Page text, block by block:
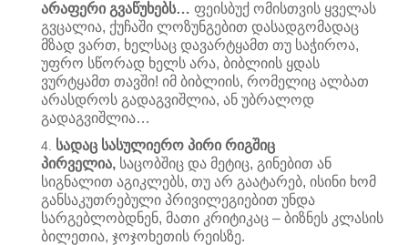
არაფერი გვაწუხებს… ფეისბუქ ომისთვის ყველას
გვცალია, ქუჩაში ლოზუნგებით დასადგომადაც
მზად ვართ, ხელსაც დავარტყამთ თუ საჭიროა,
უფრო სწორად ხელს არა, ბიბლიის ყდას
ვურტყამთ თავში! იმ ბიბლიის, რომელიც ალბათ
არასდროს გადაგვიშლია, ან უბრალოდ
გადაგვიშლია…
სადაც სასულიერო პირი რიგშიც
პირველია, საცობშიც და მეტიც, გინებით ან
სიგნალით აგიკლებს, თუ არ გაატარებ, ისინი ხომ
განსაკუთრებული პრივილეგიებით უნდა
სარგებლობდნენ, მათი კრიტიკაც – ბიზნეს კლასის
ბილეთია, ჯოჯოხეთის რეისზე.